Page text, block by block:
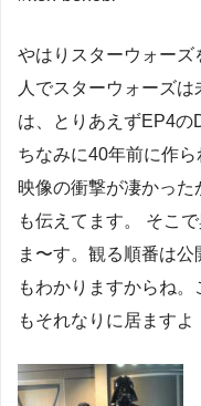
やはりスターウォー
人でスターウォーズ
は、とりあえずEP4の
ちなみに40年前に作
映像の衝撃が凄かった
も伝えてます。 そこ
ま〜す。観る順番は
もわかりますからね
もそれなりに居ますよ